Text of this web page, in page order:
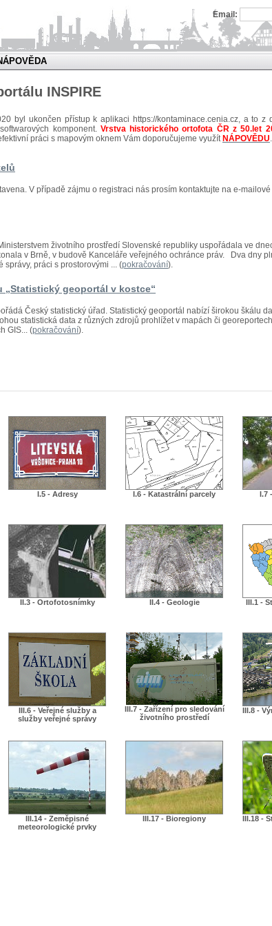
Email:
INSPIRE
byl ukončen přístup k aplikaci https://kontaminace.cenia.cz, a to z
komponent. Vrstva historického ortofota ČR z 50.let
práci s mapovým oknem Vám doporučujeme využít NÁPOVĚDU.
V případě zájmu o registraci nás prosím kontaktujte na e-mailové
životního prostředí Slovenské republiky uspořádala ve
v Brně, v budově Kanceláře veřejného ochránce práv. Dva dny
práci s prostorovými ... (pokračování).
„Statistický geoportál v kostce“
Český statistický úřad. Statistický geoportál nabízí širokou škálu
statistická data z různých zdrojů prohlížet v mapách či
GIS... (pokračování).
I.5 - Adresy I.6 - Katastrální parcely I.7
II.3 - Ortofotosnímky II.4 - Geologie III.1 -
III.6 - Veřejné služby a
služby veřejné správy
III.7 - Zařízení pro sledování
životního prostředí
III.8 -
III.14 - Zeměpisné
meteorologické prvky
III.17 - Bioregiony III.18 -